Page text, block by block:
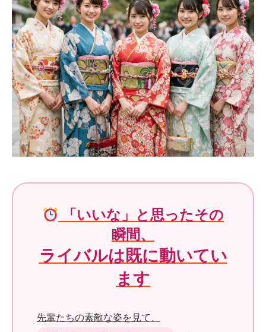
「いいな」と思ったその
瞬間、
ライバルは既に動いてい
ます
先輩たちの素敵な姿を見て、